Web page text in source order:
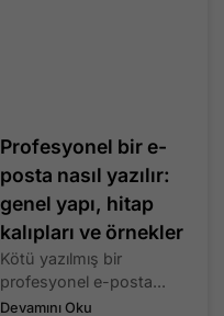
Profesyonel bir e-
posta nasıl yazılır:
genel yapı, hitap
kalıpları ve örnekler
Kötü yazılmış bir
profesyonel e-posta...
Devamını Oku